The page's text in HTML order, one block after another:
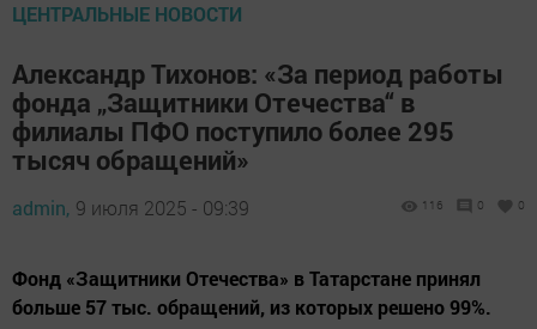
ЦЕНТРАЛЬНЫЕ НОВОСТИ
Александр Тихонов: «За период работы
фонда „Защитники Отечества“ в
филиалы ПФО поступило более 295
тысяч обращений»
admin, 9 июля 2025 - 09:39 116 0 0
Фонд «Защитники Отечества» в Татарстане принял
больше 57 тыс. обращений, из которых решено 99%.